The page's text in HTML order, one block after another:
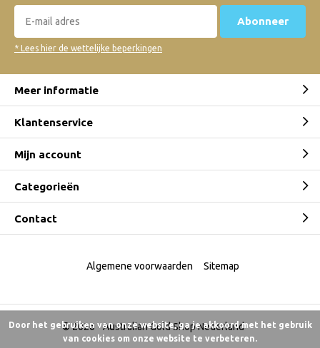
Abonneer
* Lees hier de wettelijke beperkingen
Meer informatie
Klantenservice
Mijn account
Categorieën
Contact
© 2026 -Australian Gold Shop Nederland
Algemene voorwaarden Sitemap
Door het gebruiken van onze website, ga je akkoord met het gebruik
van cookies om onze website te verbeteren.